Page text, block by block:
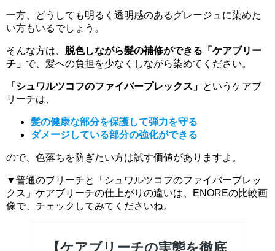
一方、どうしても明るく透明感のあるグレージュに染めた
い方もいるでしょう。
そんな方は、 脱色しながら髪の補修ができる「ケアブリー
チ」 で、髪への負担を少なくしながら染めてください。
「シュワルツコフのファイバープレックス」 というケアブ
リーチは、
髪の健康な部分を保護して弾力を守る
ダメージしている部分の強化ができる
ので、色落ちを防ぎたい方は試す価値がありますよ。
▼普通のブリーチと「シュワルツコフのファイバープレッ
クス」ケアブリーチの仕上がりの違いは、ENOREの比較画
像で、チェックしてみてくださいね。